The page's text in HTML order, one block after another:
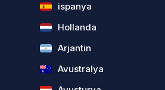
ispanya
Hollanda
Arjantin
Avustralya